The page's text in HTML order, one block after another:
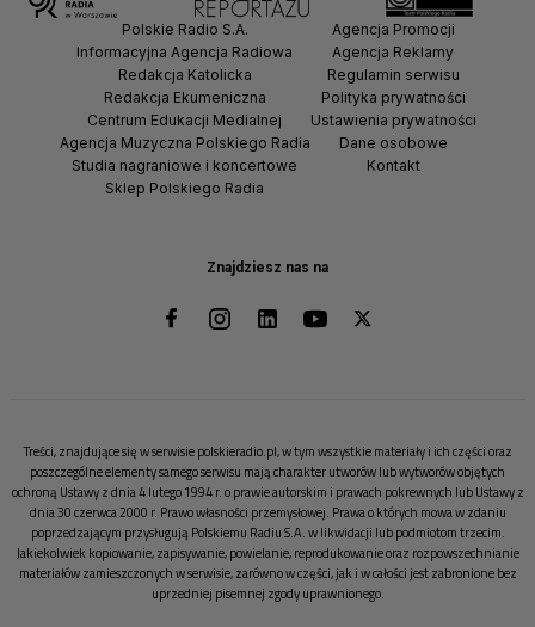
Znajdziesz nas na
Polskie Radio S.A.
Informacyjna Agencja Radiowa
Redakcja Katolicka
Redakcja Ekumeniczna
Centrum Edukacji Medialnej
Agencja Muzyczna Polskiego Radia
Studia nagraniowe i koncertowe
Sklep Polskiego Radia
Agencja Promocji
Agencja Reklamy
Regulamin serwisu
Polityka prywatności
Ustawienia prywatności
Dane osobowe
Kontakt
Treści, znajdujące się w serwisie polskieradio.pl, w tym wszystkie materiały i ich części oraz
poszczególne elementy samego serwisu mają charakter utworów lub wytworów objętych
ochroną Ustawy z dnia 4 lutego 1994 r. o prawie autorskim i prawach pokrewnych lub Ustawy z
dnia 30 czerwca 2000 r. Prawo własności przemysłowej. Prawa o których mowa w zdaniu
poprzedzającym przysługują Polskiemu Radiu S.A. w likwidacji lub podmiotom trzecim.
Jakiekolwiek kopiowanie, zapisywanie, powielanie, reprodukowanie oraz rozpowszechnianie
materiałów zamieszczonych w serwisie, zarówno w części, jak i w całości jest zabronione bez
uprzedniej pisemnej zgody uprawnionego.